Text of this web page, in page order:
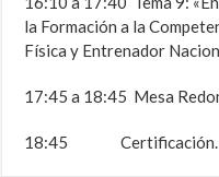
la Formación a la
Física y Entrenador
17:45 a 18:45 Mesa
18:45 Certificación.